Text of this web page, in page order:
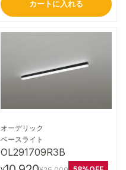
カートに入れる
オーデリック
ベースライト
OL291709R3B